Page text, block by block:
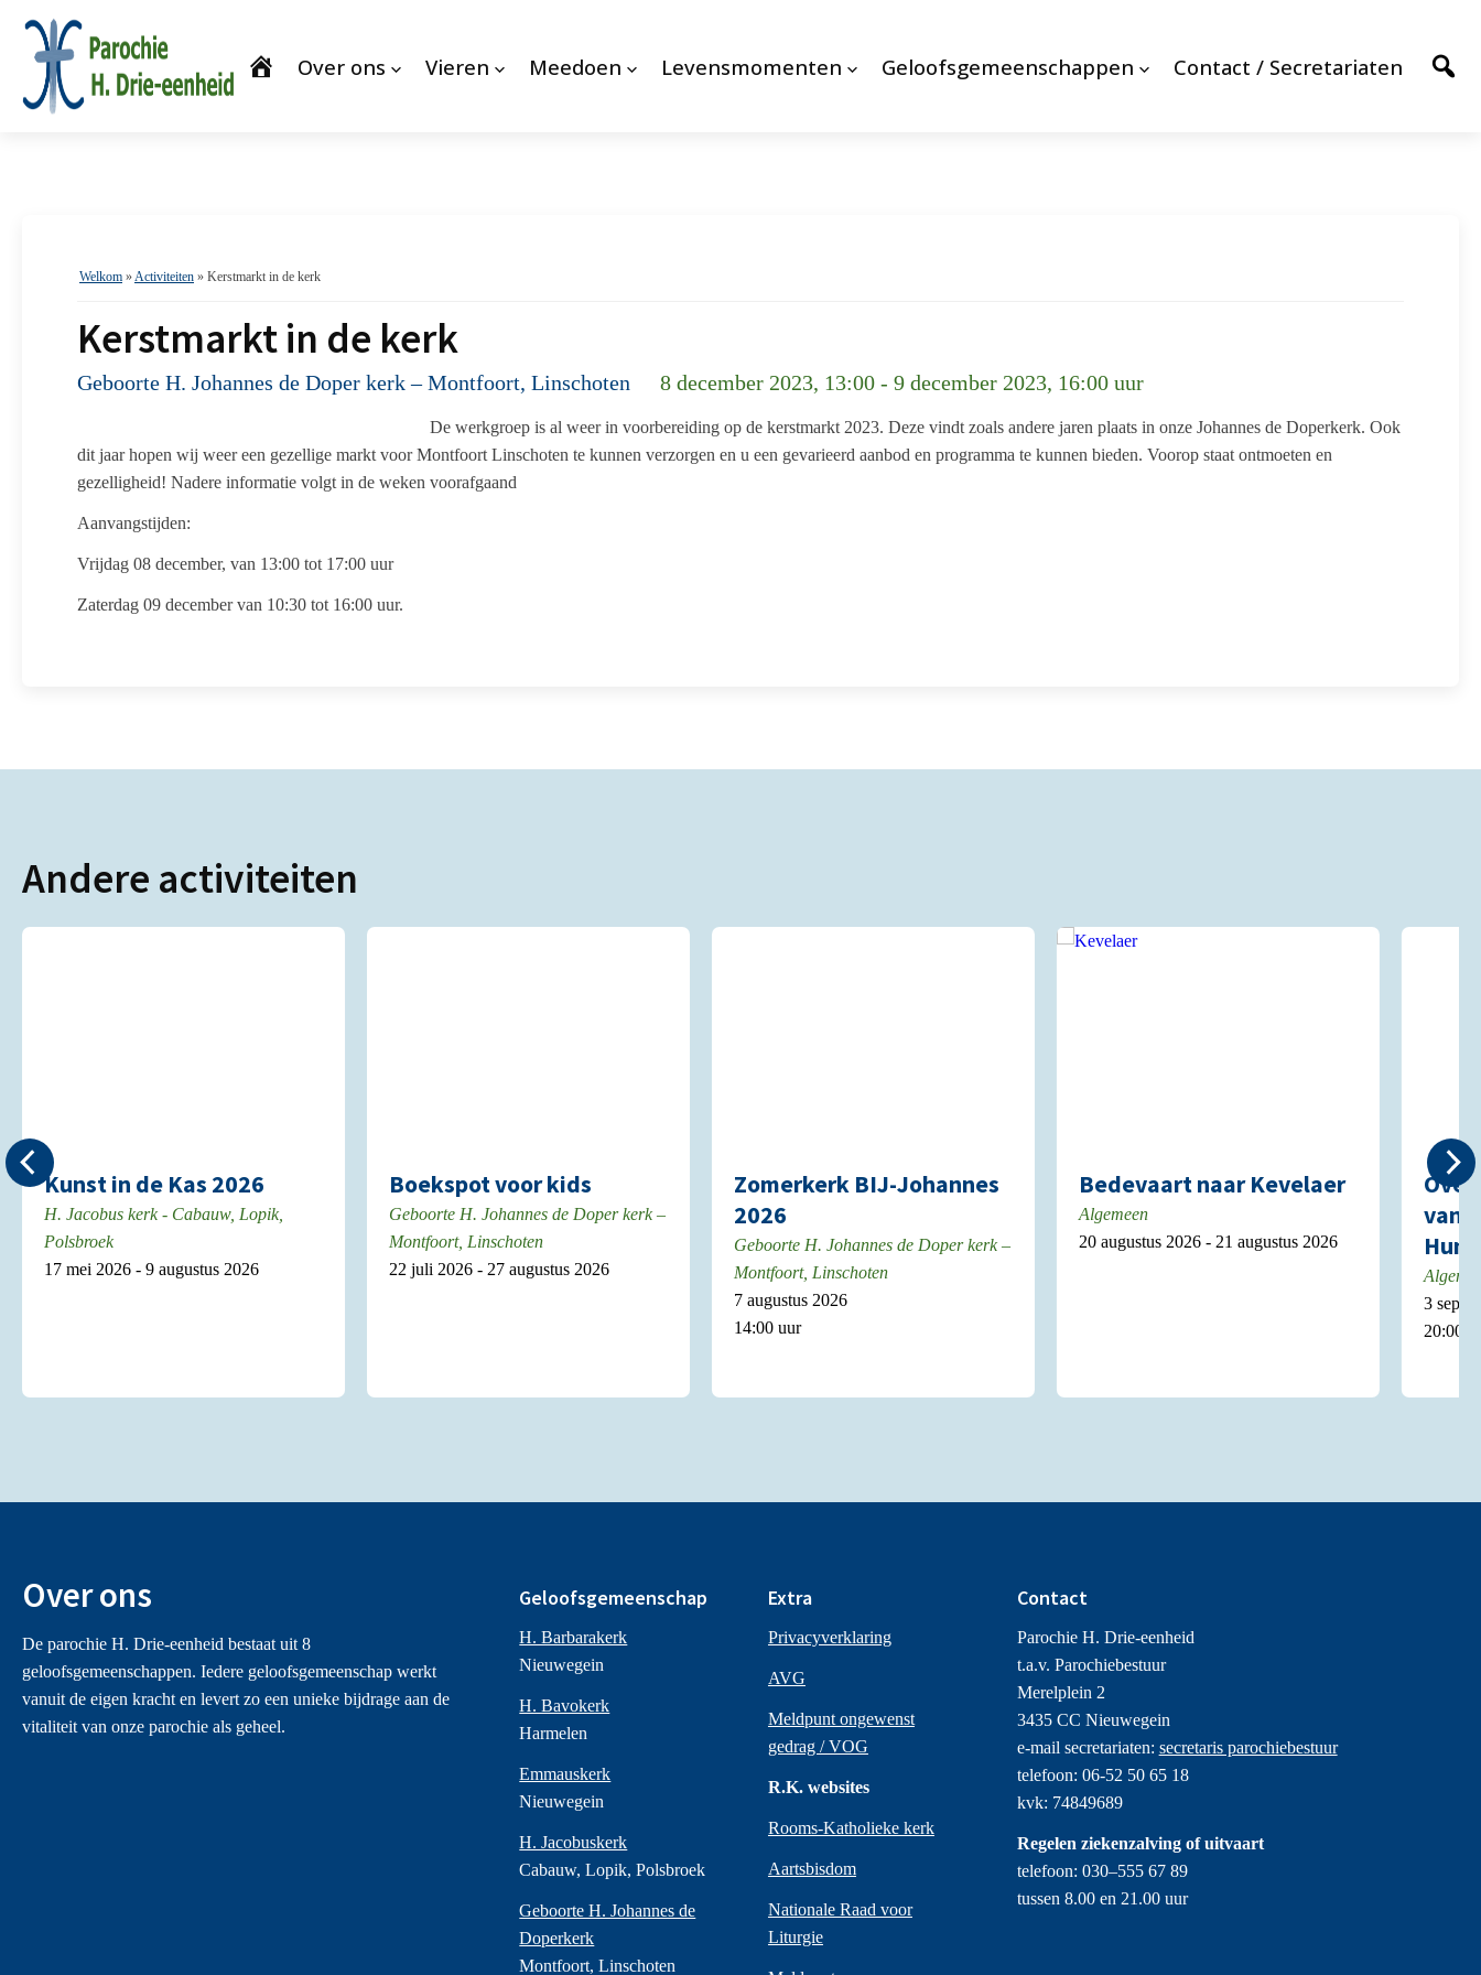
Over ons Vieren Meedoen Levensmomenten Geloofsgemeenschappen Contact / Secretariaten
Welkom »Activiteiten » Kerstmarkt in de kerk
Kerstmarkt in de kerk
Geboorte H. Johannes de Doper kerk – Montfoort, Linschoten 8 december 2023, 13:00 - 9 december 2023, 16:00 uur
De werkgroep is al weer in voorbereiding op de kerstmarkt 2023. Deze vindt zoals andere jaren plaats in onze Johannes de Doperkerk. Ook
dit jaar hopen wij weer een gezellige markt voor Montfoort Linschoten te kunnen verzorgen en u een gevarieerd aanbod en programma te kunnen bieden. Voorop staat ontmoeten en
gezelligheid! Nadere informatie volgt in de weken voorafgaand
Aanvangstijden:
Vrijdag 08 december, van 13:00 tot 17:00 uur
Zaterdag 09 december van 10:30 tot 16:00 uur.
Andere activiteiten
Kunst in de Kas 2026
H. Jacobus kerk - Cabauw, Lopik,
Polsbroek
17 mei 2026 - 9 augustus 2026
Boekspot voor kids
Geboorte H. Johannes de Doper kerk –
Montfoort, Linschoten
22 juli 2026 - 27 augustus 2026
Zomerkerk BIJ-Johannes
2026
Geboorte H. Johannes de Doper kerk –
Montfoort, Linschoten
7 augustus 2026
14:00 uur
Bedevaart naar Kevelaer
Algemeen
20 augustus 2026 - 21 augustus 2026
van
3
20:00
Over ons
De parochie H. Drie-eenheid bestaat uit 8
geloofsgemeenschappen. Iedere geloofsgemeenschap werkt
vanuit de eigen kracht en levert zo een unieke bijdrage aan de
vitaliteit van onze parochie als geheel.
Geloofsgemeenschap
H. Barbarakerk
Nieuwegein
H. Bavokerk
Harmelen
Emmauskerk
Nieuwegein
H. Jacobuskerk
Cabauw, Lopik, Polsbroek
Geboorte H. Johannes de
Doperkerk
Montfoort, Linschoten
Extra
Privacyverklaring
AVG
Meldpunt ongewenst
gedrag / VOG
R.K. websites
Rooms-Katholieke kerk
Aartsbisdom
Nationale Raad voor
Liturgie
Contact
Parochie H. Drie-eenheid
t.a.v. Parochiebestuur
Merelplein 2
3435 CC Nieuwegein
e-mail secretariaten: secretaris parochiebestuur
telefoon: 06-52 50 65 18
kvk: 74849689
Regelen ziekenzalving of uitvaart
telefoon: 030–555 67 89
tussen 8.00 en 21.00 uur